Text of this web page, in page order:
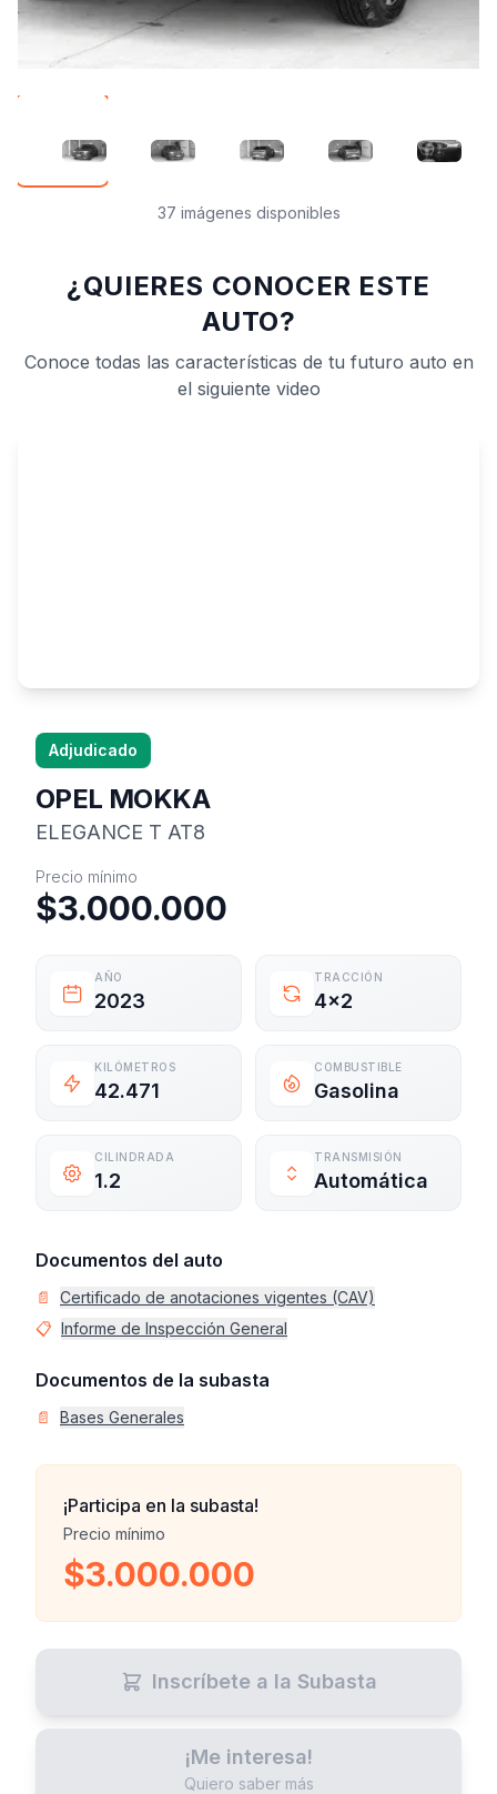
Imagen 1 Imagen 2 Imagen 3 Imagen 4 Imagen 5
37 imágenes disponibles
¿QUIERES CONOCER ESTE
AUTO?
Conoce todas las características de tu futuro auto en
el siguiente video
Adjudicado
OPEL MOKKA
ELEGANCE T AT8
Información del vehículo
Precio mínimo
$3.000.000
AÑO
2023
TRACCIÓN
4x2
KILÓMETROS
42.471
COMBUSTIBLE
Gasolina
CILINDRADA
1.2
TRANSMISIÓN
Automática
Documentos del auto
📄
Certificado de anotaciones vigentes (CAV)
📋 Informe de Inspección General
Documentos de la subasta
📄 Bases Generales
¡Participa en la subasta!
Precio mínimo
$3.000.000
Inscríbete a la Subasta
¡Me interesa!
Quiero saber más